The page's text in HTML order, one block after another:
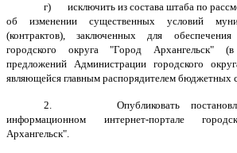
г) исключить из состава штаба по
об изменении существенных условий
(контрактов), заключенных для
городского округа "Город Архангельск"
предложений Администрации городского
являющейся главным распорядителем
2. Опубликовать
информационном интернет-портале
Архангельск".